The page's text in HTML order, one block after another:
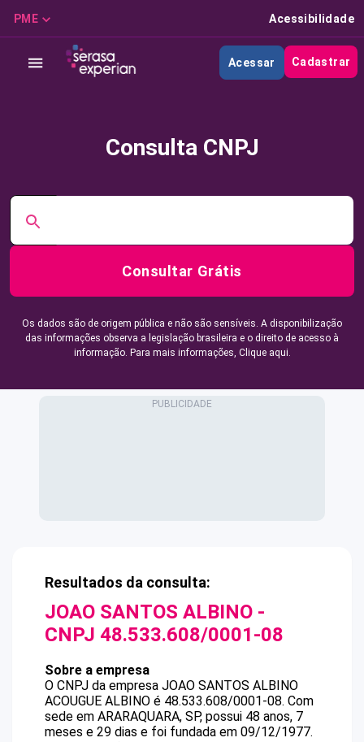
PME Acessibilidade
Acessar Cadastrar
Consulta CNPJ
Consultar Grátis
Os dados são de origem pública e não são sensíveis. A disponibilização
das informações observa a legislação brasileira e o direito de acesso à
informação. Para mais informações, Clique aqui.
Resultados da consulta:
JOAO SANTOS ALBINO -
CNPJ 48.533.608/0001-08
Sobre a empresa
O CNPJ da empresa JOAO SANTOS ALBINO
ACOUGUE ALBINO é 48.533.608/0001-08. Com
sede em ARARAQUARA, SP, possui 48 anos, 7
meses e 29 dias e foi fundada em 09/12/1977.